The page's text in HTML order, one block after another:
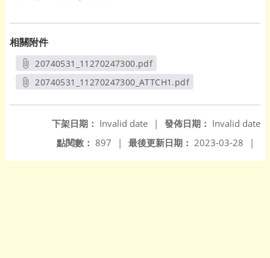
相關附件
20740531_11270247300.pdf
另開新視窗
20740531_11270247300_ATTCH1.pdf
發佈日期： Invalid date
下架日期： Invalid date
|
最後更新日期： 2023-03-28 |
點閱數： 897 |